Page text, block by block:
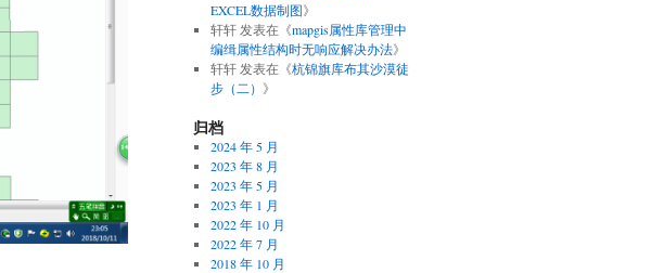
EXCEL数据制图》
轩轩发表在《mapgis属性库管理中
编缉属性结构时无响应解决办法》
轩轩发表在《杭锦旗库布其沙漠徒
步（二） 》
归档
2024 年 5 月
2023 年 8 月
2023 年 5 月
2023 年 1 月
2022 年 10 月
2022 年 7 月
2018 年 10 月